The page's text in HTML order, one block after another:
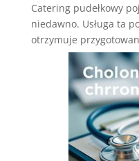
Catering pudełkowy
niedawno. Usługa ta
otrzymuje